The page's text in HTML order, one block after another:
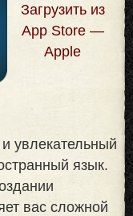
Загрузить из
App Store —
Apple
увлекательный
язык.
вас сложной